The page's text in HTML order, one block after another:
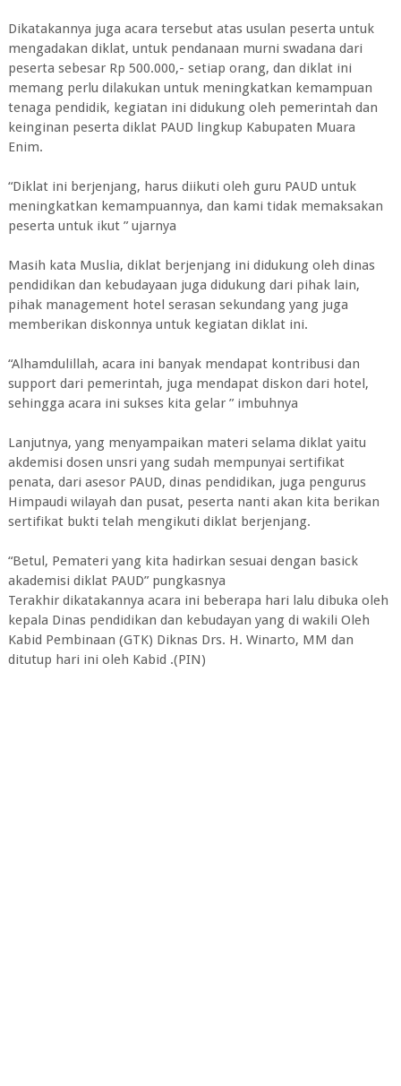
Dikatakannya juga acara tersebut atas usulan peserta untuk
mengadakan diklat, untuk pendanaan murni swadana dari
peserta sebesar Rp 500.000,- setiap orang, dan diklat ini
memang perlu dilakukan untuk meningkatkan kemampuan
tenaga pendidik, kegiatan ini didukung oleh pemerintah dan
keinginan peserta diklat PAUD lingkup Kabupaten Muara
Enim.
“Diklat ini berjenjang, harus diikuti oleh guru PAUD untuk
meningkatkan kemampuannya, dan kami tidak memaksakan
peserta untuk ikut ” ujarnya
Masih kata Muslia, diklat berjenjang ini didukung oleh dinas
pendidikan dan kebudayaan juga didukung dari pihak lain,
pihak management hotel serasan sekundang yang juga
memberikan diskonnya untuk kegiatan diklat ini.
“Alhamdulillah, acara ini banyak mendapat kontribusi dan
support dari pemerintah, juga mendapat diskon dari hotel,
sehingga acara ini sukses kita gelar ” imbuhnya
Lanjutnya, yang menyampaikan materi selama diklat yaitu
akdemisi dosen unsri yang sudah mempunyai sertifikat
penata, dari asesor PAUD, dinas pendidikan, juga pengurus
Himpaudi wilayah dan pusat, peserta nanti akan kita berikan
sertifikat bukti telah mengikuti diklat berjenjang.
“Betul, Pemateri yang kita hadirkan sesuai dengan basick
akademisi diklat PAUD” pungkasnya
Terakhir dikatakannya acara ini beberapa hari lalu dibuka oleh
kepala Dinas pendidikan dan kebudayan yang di wakili Oleh
Kabid Pembinaan (GTK) Diknas Drs. H. Winarto, MM dan
ditutup hari ini oleh Kabid .(PIN)